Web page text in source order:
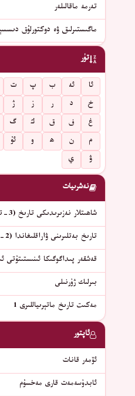
تەرمە ماقالىلەر
ماگىستىرلىق ۋە دوكتورلۇق
تۈر
ئا ئە ب پ ت
خ
د ر ز ژ
غ
ف ق ك گ
م
ن ھ و ئۇ
ۋ
ي
نەشرىيات
شاھىتلار نەزىرىدىكى تارىخ (3-توم)
تارىخ بەتلىرىنى ۋاراقلىغاندا (2-توم3)
قەشقەر پىداگوگىكا ئىنىستىتۇتى
بىرلىك ژۇرنىلى
مەكىت تارىخ ماتېرىياللىرى 1
ئاپتور
ئۆمەر قانات
ئابدۇسەمەت قارى مەخسۇم